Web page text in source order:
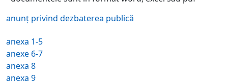
anunț privind dezbaterea publică
anexa 1-5
anexe 6-7
anexa 8
anexa 9